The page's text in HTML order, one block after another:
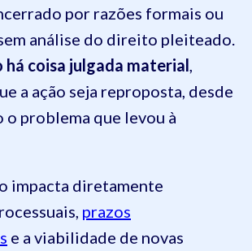
por razões formais ou
análise do direito pleiteado.
há coisa julgada material,
a ação seja reproposta, desde
problema que levou à
impacta diretamente
prazos
e a viabilidade de novas